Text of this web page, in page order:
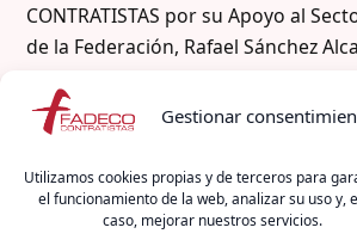
Gestionar
Utilizamos cookies propias y de terceros para
el funcionamiento de la web, analizar su uso y,
caso, mejorar nuestros servicios.
CONTRATISTAS por su Apoyo al
de la Federación, Rafael Sánchez
Palustre de manos de la presidenta
Cristina Delgado y del Director
en Jaén, Fernando Planelles.
El acto, encabezado por la presidenta
Cristina Delgado, contó con una